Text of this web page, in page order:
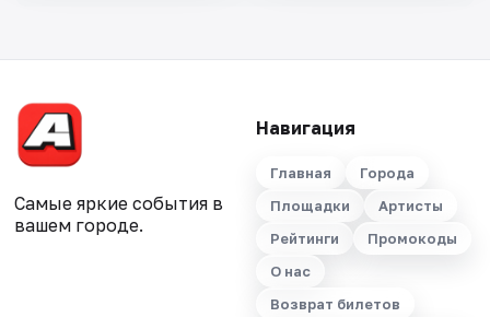
Самые яркие события в
вашем городе.
Навигация
Главная
Города
Площадки
Артисты
Рейтинги
Промокоды
О нас
Возврат билетов